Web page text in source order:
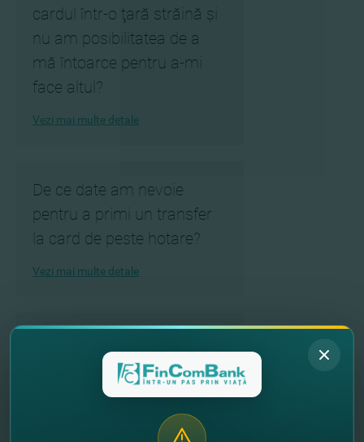
cardul într-o ţară străină şi
nu am posibilitatea de a
mă întoarce pentru a-mi
face altul?
Vezi mai multe detale
De ce date am nevoie
pentru a primi un transfer
la card de peste hotare?
Vezi mai multe detale
cardului aflându-mă în
străinătate?